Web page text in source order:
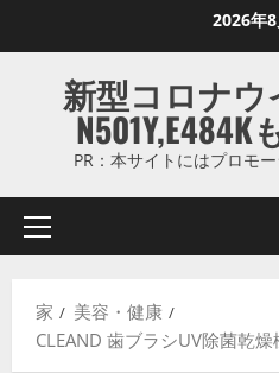
ス
ッ
2026年
新型コロナ
PR：本サイトにはプロモ
プ
マ
リ
家
美容・健康
CLEAND 歯ブラシUV除菌乾